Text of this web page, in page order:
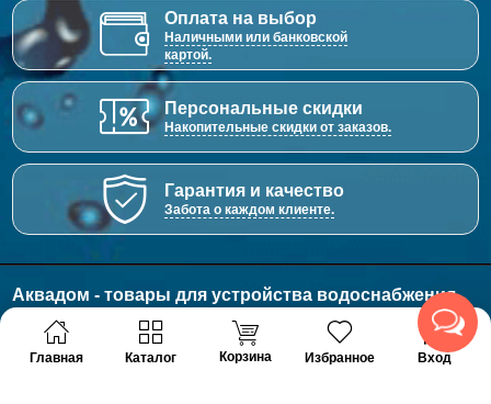
Главная Каталог Корзина Избранное Вход
Оплата на выбор
Наличными или банковской
картой.
Персональные скидки
Накопительные скидки от заказов.
Гарантия и качество
Забота о каждом клиенте.
Аквадом - товары для устройства водоснабжения,
отопления и канализации.
© 2011 - 2026 Все права защищены